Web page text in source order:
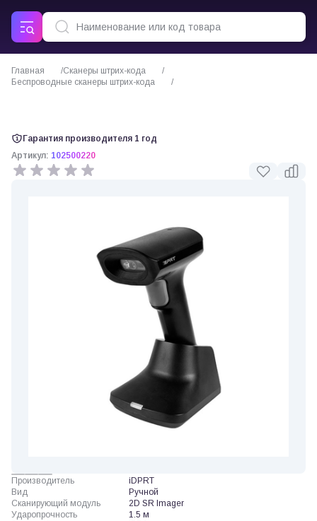
Главная
Сканеры штрих-кода
Беспроводные сканеры штрих-кода
Гарантия производителя 1 год
Артикул: 102500220
Производитель
iDPRT
Вид
Ручной
Сканирующий модуль
2D SR Imager
Ударопрочность
1.5 м